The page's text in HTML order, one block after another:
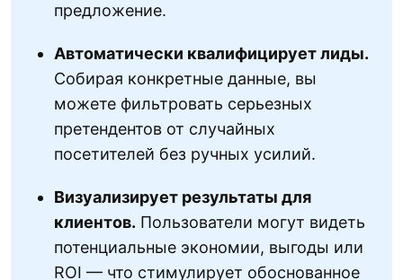
предложение.
Автоматически квалифицирует лиды.
Собирая конкретные данные, вы
можете фильтровать серьезных
претендентов от случайных
посетителей без ручных усилий.
Визуализирует результаты для
клиентов. Пользователи могут видеть
потенциальные экономии, выгоды или
ROI — что стимулирует обоснованное